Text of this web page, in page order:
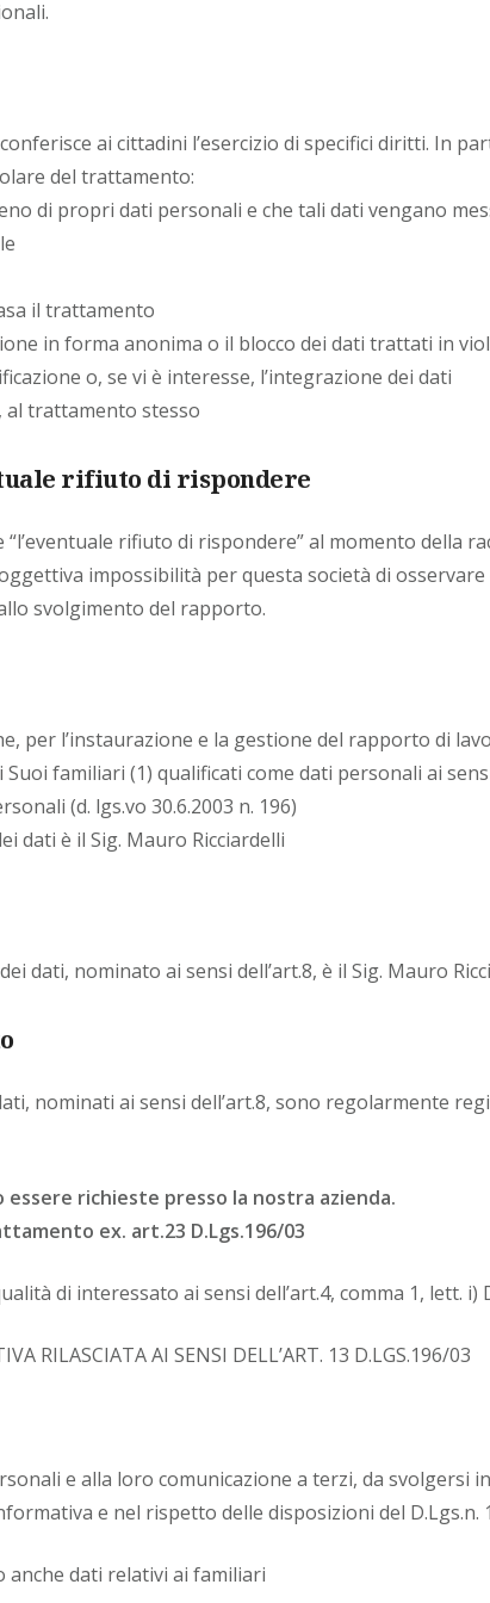
ai cittadini l’esercizio di specifici diritti. In
del trattamento:
di propri dati personali e che tali dati vengano
il trattamento
in forma anonima o il blocco dei dati trattati in
o, se vi è interesse, l’integrazione dei dati
trattamento stesso
rifiuto di rispondere
rifiuto di rispondere” al momento della
impossibilità per questa società di
svolgimento del rapporto.
per l’instaurazione e la gestione del rapporto di
familiari (1) qualificati come dati personali ai
(d. lgs.vo 30.6.2003 n. 196)
dati è il Sig. Mauro Ricciardelli
dati, nominato ai sensi dell’art.8, è il Sig. Mauro
nominati ai sensi dell’art.8, sono regolarmente
richieste presso la nostra azienda.
ex. art.23 D.Lgs.196/03
di interessato ai sensi dell’art.4, comma 1, lett. i)
RILASCIATA AI SENSI DELL’ART. 13 D.LGS.196/03
e alla loro comunicazione a terzi, da svolgersi
e nel rispetto delle disposizioni del D.Lgs.n.
dati relativi ai familiari